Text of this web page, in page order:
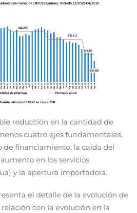
reducción en la cantidad de
cuatro ejes fundamentales:
de financiamiento, la caída del
en los servicios
y la apertura importadora.
el detalle de la evolución de
con la evolución en la